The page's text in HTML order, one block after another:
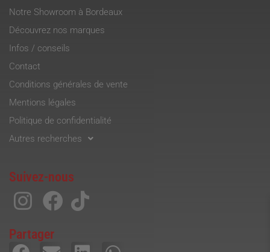
Notre Showroom à Bordeaux
Découvrez nos marques
Infos / conseils
Contact
Conditions générales de vente
Mentions légales
Politique de confidentialité
Autres recherches
Suivez-nous
Partager